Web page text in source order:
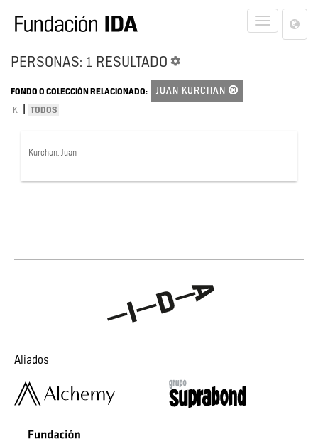
Toggle
PERSONAS: 1 RESULTADO
FONDO O COLECCIÓN RELACIONADO: JUAN KURCHAN
K TODOS
Kurchan, Juan
Aliados